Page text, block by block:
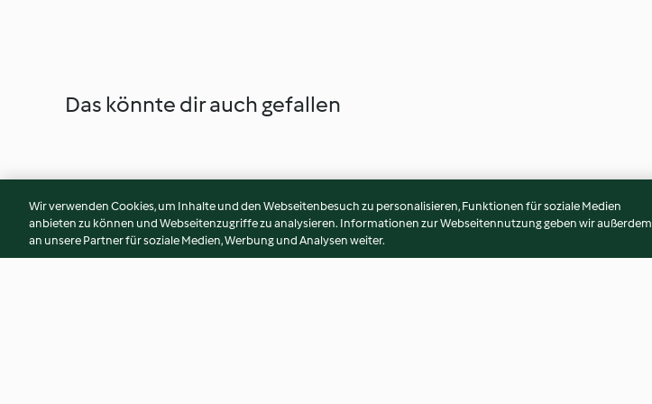
Das könnte dir auch gefallen
Wir verwenden Cookies, um Inhalte und den Webseitenbesuch zu personalisieren, Funktionen für soziale Medien
anbieten zu können und Webseitenzugriffe zu analysieren. Informationen zur Webseitennutzung geben wir außerdem
an unsere Partner für soziale Medien, Werbung und Analysen weiter.